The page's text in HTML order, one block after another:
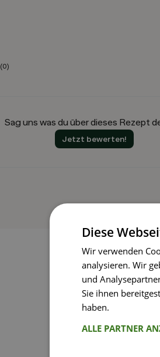
(0)
Sag uns was du über dieses Rezept
Jetzt bewerten!
Diese
Wir verwenden
analysieren. Wir
und
Sie ihnen
haben.
ALLE PARTNER